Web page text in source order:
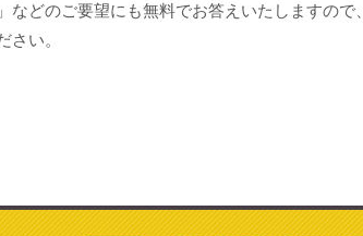
などのご要望にも無料でお答えいたしますので、
さい。